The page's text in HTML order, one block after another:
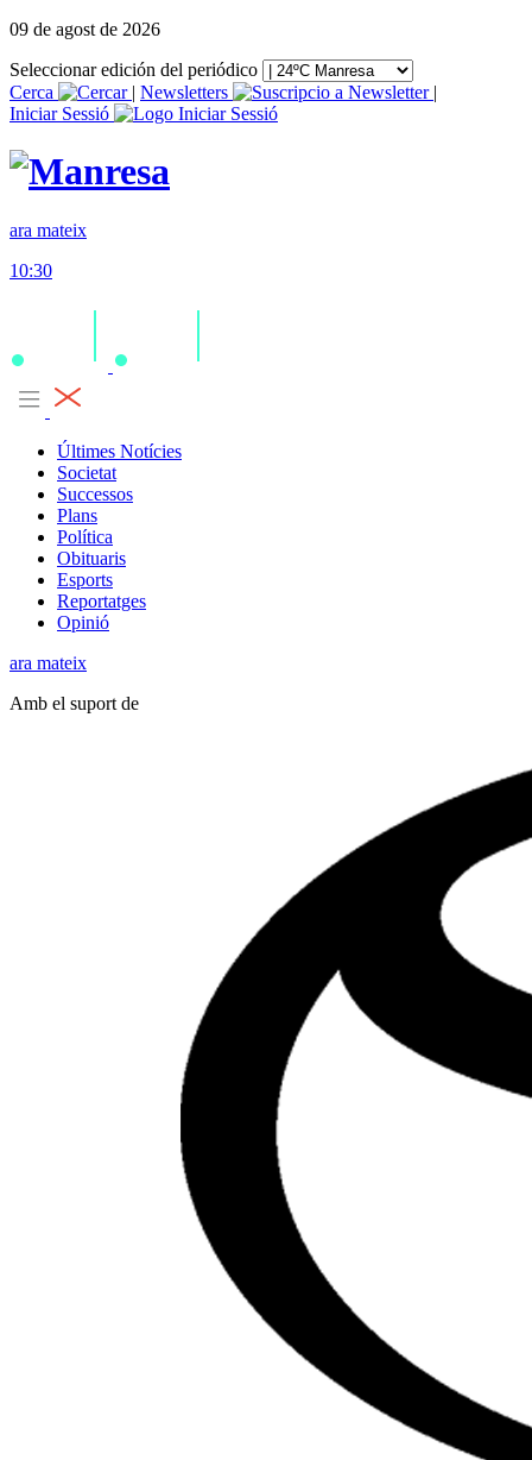
09 de agost de 2026
Seleccionar edición del periódico
Cerca
| Newsletters
|
Iniciar Sessió
ara mateix
10:30
Últimes Notícies
Societat
Successos
Plans
Política
Obituaris
Esports
Reportatges
Opinió
ara mateix
Amb el suport de